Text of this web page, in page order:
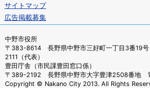
サイトマップ
広告掲載募集
中野市役所
〒383-8614 長野県中野市三好町一丁目3番19
2111（代表）
豊田庁舎（市民課豊田窓口係）
〒389-2192 長野県中野市大字豊津2508番地
Copyright © Nakano City 2013. All Rights